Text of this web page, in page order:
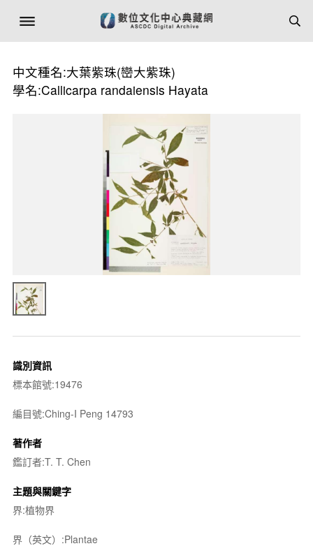
中文種名:大葉紫珠(巒大紫珠)
學名:Callicarpa randaiensis Hayata
識別資訊
標本館號:19476
編目號:Ching-I Peng 14793
著作者
鑑訂者:T. T. Chen
主題與關鍵字
界:植物界
界（英文）:Plantae